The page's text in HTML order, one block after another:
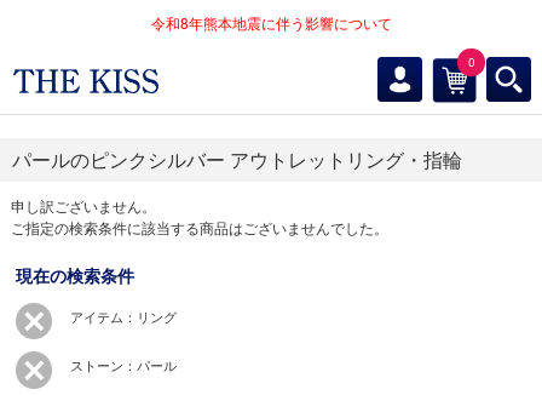
令和8年熊本地震に伴う影響について
0
パールのピンクシルバー アウトレットリング・指輪
申し訳ございません。
ご指定の検索条件に該当する商品はございませんでした。
現在の検索条件
アイテム：リング
ストーン：パール